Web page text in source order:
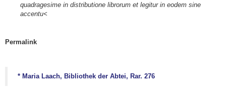
quadragesime in distributione librorum et legitur in eodem sine
accentu<
Permalink
* Maria Laach, Bibliothek der Abtei, Rar. 276